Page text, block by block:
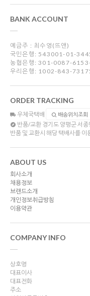
BANK ACCOUNT
예금주 : 최수영(뜨앤)
국민은행: 543001-01-
농협은행: 301-0087-
우리은행: 1002-843-
ORDER TRACKING
우체국택배 배송위치조회
반품/교환 경기도 양평군 서
반품 및 교환시 해당 택배사를 이
ABOUT US
회사소개
채용정보
브랜드소개
개인정보취급방침
이용약관
COMPANY INFO
상호명
대표이사
대표전화
주소